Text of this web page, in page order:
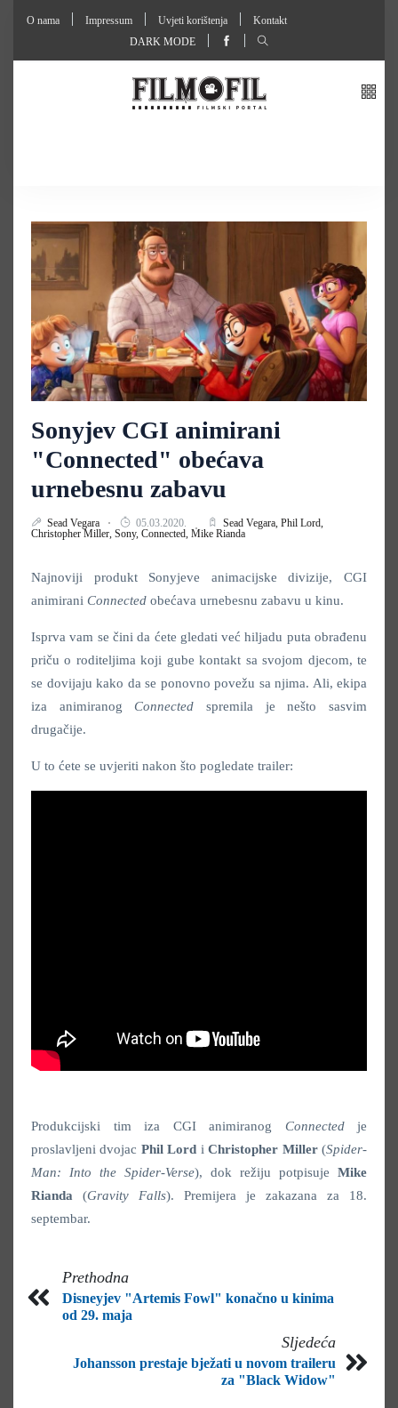
O nama Impressum Uvjeti korištenja
Kontakt
DARK MODE
Sonyjev CGI animirani
"Connected" obećava
urnebesnu zabavu
Sead Vegara 05.03.2020. Sead Vegara, Phil Lord,
Christopher Miller, Sony, Connected, Mike Rianda
Najnoviji produkt Sonyjeve animacijske divizije, CGI
animirani Connected obećava urnebesnu zabavu u kinu.
Isprva vam se čini da ćete gledati već hiljadu puta obrađenu
priču o roditeljima koji gube kontakt sa svojom djecom, te
se dovijaju kako da se ponovno povežu sa njima. Ali, ekipa
iza animiranogConnectedspremila je nešto sasvim
drugačije.
U to ćete se uvjeriti nakon što pogledate trailer:
Produkcijski tim iza CGI animiranog Connected je
proslavljeni dvojac Phil Lord iChristopher Miller(Spider-
Man: Into the Spider-Verse), dok režiju potpisuje Mike
Rianda (Gravity Falls). Premijera je zakazana za 18.
septembar.
Prethodna
Disneyjev "Artemis Fowl" konačno u kinima
od 29. maja
Sljedeća
Johansson prestaje bježati u novom traileru
za "Black Widow"